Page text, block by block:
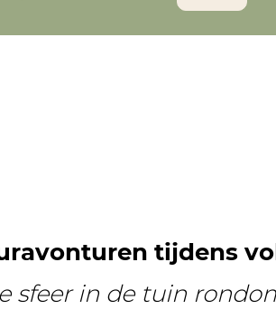
tijdens
sfeer in de tuin